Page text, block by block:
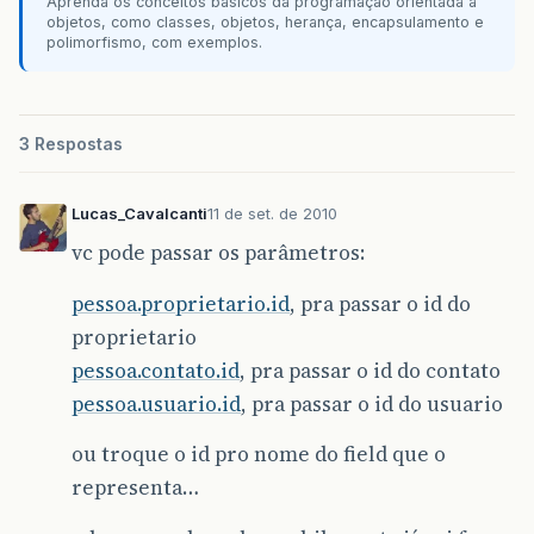
objetos, como classes, objetos, herança, encapsulamento e
polimorfismo, com exemplos.
3 Respostas
Lucas_Cavalcanti11 de set. de 2010
vc pode passar os parâmetros:
pessoa.proprietario.id, pra passar o id do
proprietario
pessoa.contato.id, pra passar o id do contato
pessoa.usuario.id, pra passar o id do usuario
ou troque o id pro nome do field que o
representa…